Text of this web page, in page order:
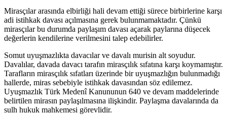
Mirasçılar arasında elbirliği hali devam ettiği sürece birbirlerine karşı
adi istihkak davası açılmasına gerek bulunmamaktadır. Çünkü
mirasçılar bu durumda paylaşım davası açarak paylarına düşecek
değerlerin kendilerine verilmesini talep edebilirler.
Somut uyuşmazlıkta davacılar ve davalı murisin alt soyudur.
Davalılar, davada davacı tarafın mirasçılık sıfatına karşı koymamıştır.
Tarafların mirasçılık sıfatları üzerinde bir uyuşmazlığın bulunmadığı
hallerde, miras sebebiyle istihkak davasından söz edilemez.
Uyuşmazlık Türk Medenî Kanununun 640 ve devam maddelerinde
belirtilen mirasın paylaşılmasına ilişkindir. Paylaşma davalarında da
sulh hukuk mahkemesi görevlidir.